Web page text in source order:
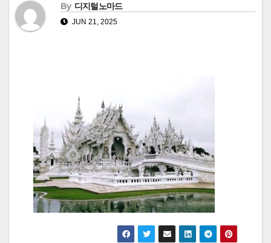
By 디지털노마드
JUN 21, 2025